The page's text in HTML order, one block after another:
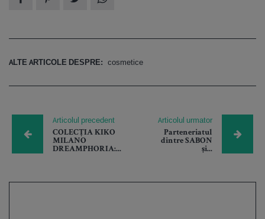
ALTE ARTICOLE DESPRE: cosmetice
Articolul precedent
COLECȚIA KIKO
MILANO
DREAMPHORIA:...
Articolul urmator
Parteneriatul
dintre SABON
și...